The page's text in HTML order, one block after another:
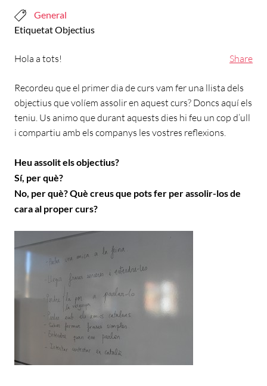
General
EtiquetatObjectius
Share
Hola a tots!
Recordeu que el primer dia de curs vam fer una llista dels
objectius que volíem assolir en aquest curs? Doncs aquí els
teniu. Us animo que durant aquests dies hi feu un cop d’ull
i compartiu amb els companys les vostres reflexions.
Heu assolit els objectius?
Sí, per què?
No, per què? Què creus que pots fer per assolir-los de
cara al proper curs?